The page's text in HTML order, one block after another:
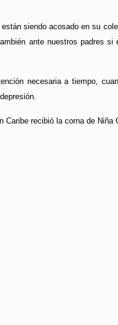
siendo acosado en su
ante nuestros padres
necesaria a tiempo,
recibió la corna de Niña